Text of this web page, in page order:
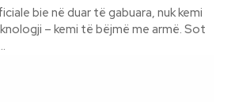
bie në duar të gabuara, nuk kemi
– kemi të bëjmë me armë. Sot